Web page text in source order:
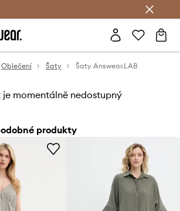
Oblečení Šaty Šaty Answear.LAB
momentálně nedostupný
produkty